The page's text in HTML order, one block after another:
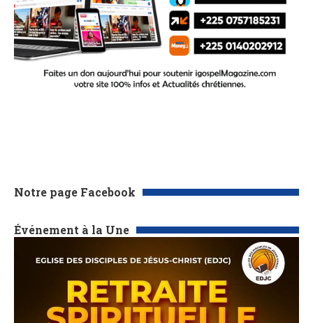
Notre page Facebook
Événement à la Une